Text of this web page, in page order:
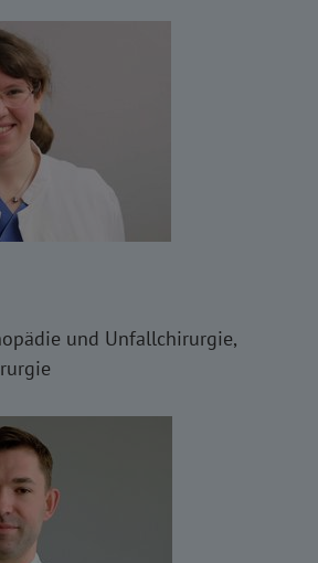
und Unfallchirurgie,